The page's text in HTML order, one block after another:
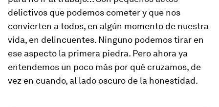
delictivos que podemos cometer y que nos
convierten a todos, en algún momento de nuestra
vida, en delincuentes. Ninguno podemos tirar en
ese aspecto la primera piedra. Pero ahora ya
entendemos un poco más por qué cruzamos, de
vez en cuando, al lado oscuro de la honestidad.